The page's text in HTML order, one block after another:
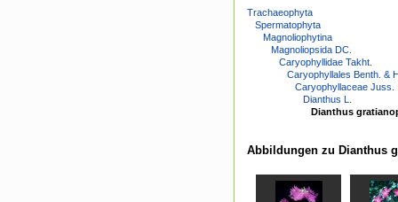
Trachaeophyta
Spermatophyta
Magnoliophytina
Magnoliopsida DC.
Caryophyllidae Takht.
Caryophyllales Benth. &
Caryophyllaceae Juss.
Dianthus L.
Dianthus
Abbildungen zu Dianthus